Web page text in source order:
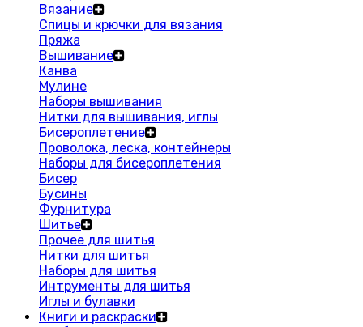
Вязание
Спицы и крючки для вязания
Пряжа
Вышивание
Канва
Мулине
Наборы вышивания
Нитки для вышивания, иглы
Бисероплетение
Проволока, леска, контейнеры
Наборы для бисероплетения
Бисер
Бусины
Фурнитура
Шитье
Прочее для шитья
Нитки для шитья
Наборы для шитья
Интрументы для шитья
Иглы и булавки
Книги и раскраски